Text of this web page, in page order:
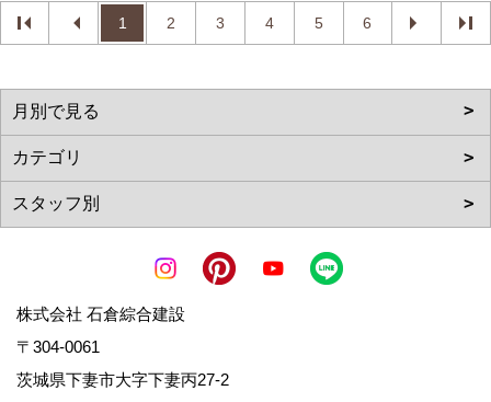
1 2 3 4 5 6
株式会社 石倉綜合建設
〒304-0061
茨城県下妻市大字下妻丙27-2